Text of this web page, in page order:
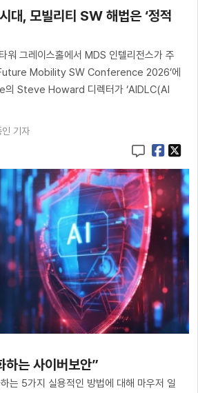
대, 모빌리티 SW 해법은 ‘정적
워 그레이스홀에서 MDS 인텔리전스가 주
Mobility SW Conference 2026’에
Steve Howard 디렉터가 ‘AIDLC(AI
인 기자
하는 사이버보안”
는 5가지 실용적인 방법에 대해 마우저 일